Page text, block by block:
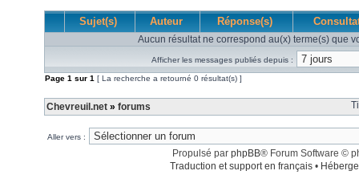
Sujet(s) Auteur Réponse(s)
Aucun résultat ne correspond au(x) terme(s) que
Afficher les messages publiés depuis :
Page 1 sur 1 [ La recherche a retourné 0 résultat(s) ]
Chevreuil.net » forums
Aller vers :
Propulsé par phpBB® Forum Software ©
Traduction et support en français •